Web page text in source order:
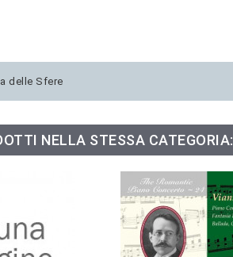
delle Sfere
NELLA STESSA CATEGORIA: